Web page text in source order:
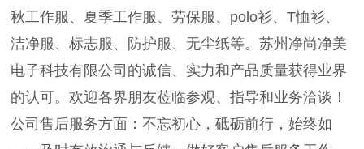
秋工作服、夏季工作服、劳保服、polo衫、T恤衫、
洁净服、标志服、防护服、无尘纸等。苏州净尚净美
电子科技有限公司的诚信、实力和产品质量获得业界
的认可。欢迎各界朋友莅临参观、指导和业务洽谈！
公司售后服务方面：不忘初心，砥砺前行，始终如